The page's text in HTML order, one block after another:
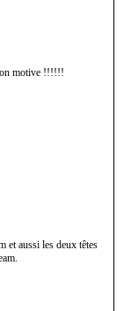
motive !!!!!!
et aussi les deux têtes